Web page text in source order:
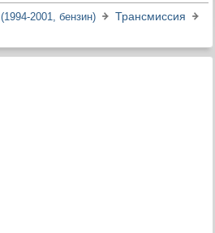
(1994-2001, бензин)
Трансмиссия